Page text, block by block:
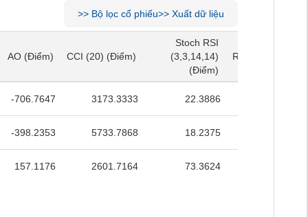
>> Bộ lọc cổ phiếu>> Xuất dữ liệu
AO (Điểm) CCI (20) (Điểm)
Stoch RSI
(3,3,14,14)
(Điểm)
RSI (14)
AO (Điểm) CCI (20) (Điểm)
Stoch RSI
(3,3,14,14)
(Điểm)
RSI (14)
-706.7647 3173.3333 22.3886
-398.2353 5733.7868 18.2375
157.1176 2601.7164 73.3624